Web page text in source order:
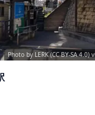
Photo by LERK (CC BY-SA